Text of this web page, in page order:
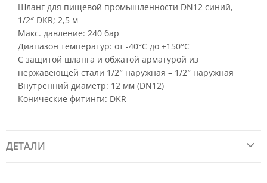
Шланг для пищевой промышленности DN12 синий,
1/2″ DKR; 2,5 м
Макс. давление: 240 бар
Диапазон температур: от -40°C до +150°C
С защитой шланга и обжатой арматурой из
нержавеющей стали 1/2″ наружная – 1/2″ наружная
Внутренний диаметр: 12 мм (DN12)
Конические фитинги: DKR
ДЕТАЛИ